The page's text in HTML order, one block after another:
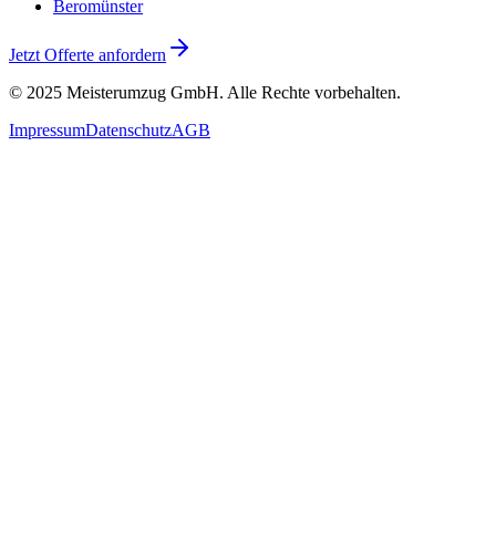
Beromünster
Jetzt Offerte anfordern
© 2025 Meisterumzug GmbH. Alle Rechte vorbehalten.
ImpressumDatenschutzAGB